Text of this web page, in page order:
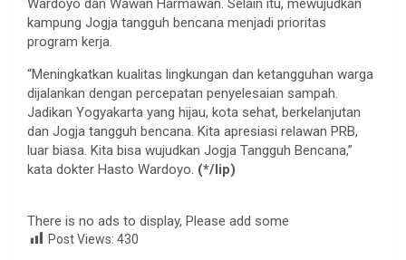
Wardoyo dan Wawan Harmawan. Selain itu, mewujudkan
kampung Jogja tangguh bencana menjadi prioritas
program kerja.
“Meningkatkan kualitas lingkungan dan ketangguhan warga
dijalankan dengan percepatan penyelesaian sampah.
Jadikan Yogyakarta yang hijau, kota sehat, berkelanjutan
dan Jogja tangguh bencana. Kita apresiasi relawan PRB,
luar biasa. Kita bisa wujudkan Jogja Tangguh Bencana,”
kata dokter Hasto Wardoyo. (*/lip)
There is no ads to display, Please add some
Post Views: 430